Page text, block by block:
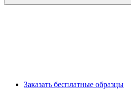
Заказать бесплатные образцы